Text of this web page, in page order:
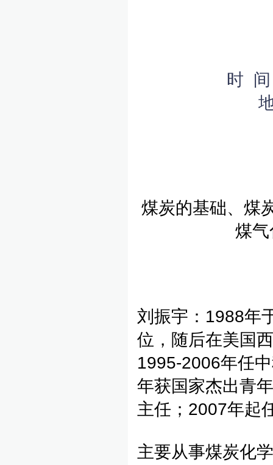
时 间
煤炭的基础、煤
煤
刘振宇：1988年
位，随后在美国
1995-2006年任
年获国家杰出青
主任；2007年起
主要从事煤炭化